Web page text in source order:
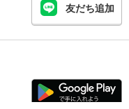
友だち追加